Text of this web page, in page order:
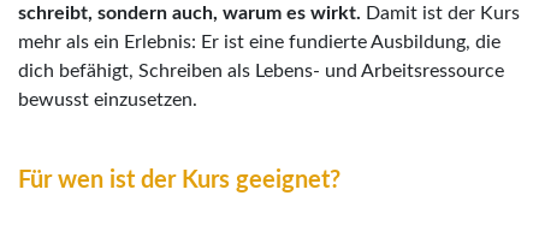
schreibt, sondern auch, warum es wirkt. Damit ist der Kurs
mehr als ein Erlebnis: Er ist eine fundierte Ausbildung, die
dich befähigt, Schreiben als Lebens- und Arbeitsressource
bewusst einzusetzen.
Für wen ist der Kurs geeignet?